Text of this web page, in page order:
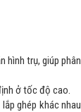
hình trụ, giúp phân
ở tốc độ cao.
ghép khác nhau